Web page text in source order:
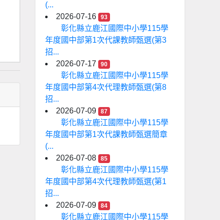
(...
2026-07-16
93
彰化縣立鹿江國際中小學115學
年度國中部第1次代課教師甄選(第3
招...
2026-07-17
90
彰化縣立鹿江國際中小學115學
年度國中部第4次代理教師甄選(第8
招...
2026-07-09
87
彰化縣立鹿江國際中小學115學
年度國中部第1次代課教師甄選簡章
(...
2026-07-08
85
彰化縣立鹿江國際中小學115學
年度國中部第4次代理教師甄選(第1
招...
2026-07-09
84
彰化縣立鹿江國際中小學115學